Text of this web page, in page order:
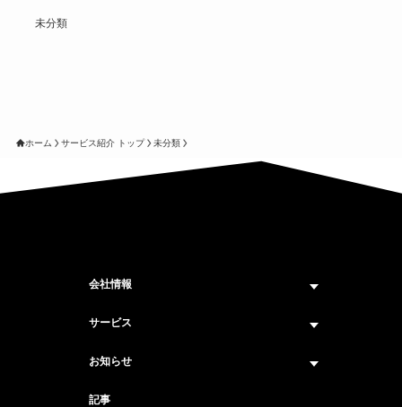
未分類
ホーム サービス紹介 トップ 未分類
会社情報
企業情報トップ
サービス
サービス紹介 トップ
お知らせ
ニュース トップ
記事